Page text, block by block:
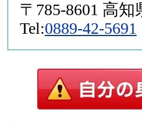
〒785-8601 高
Tel:0889-42-5691